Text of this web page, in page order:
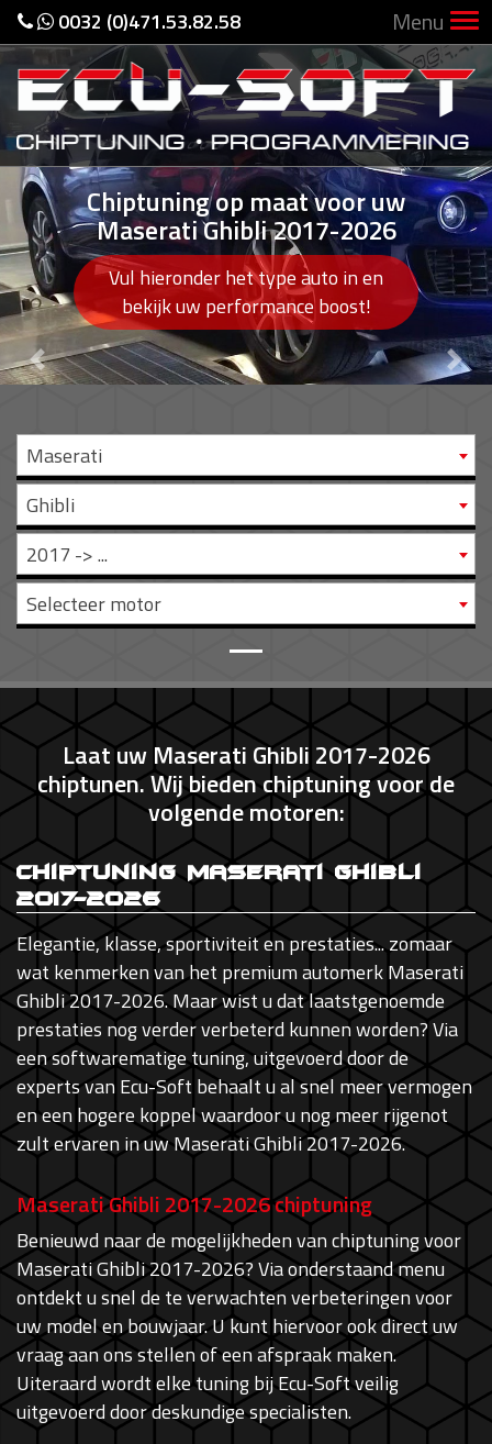
0032 (0)471.53.82.58 Menu
Chiptuning op maat voor uw
Maserati Ghibli 2017-2026
Vul hieronder het type auto in en
bekijk uw performance boost!
Previous
Maserati
Ghibli
2017 -> ...
Selecteer motor
Laat uw Maserati Ghibli 2017-2026
chiptunen. Wij bieden chiptuning voor de
volgende motoren:
Chiptuning Maserati Ghibli
2017-2026
Elegantie, klasse, sportiviteit en prestaties... zomaar
wat kenmerken van het premium automerk Maserati
Ghibli 2017-2026. Maar wist u dat laatstgenoemde
prestaties nog verder verbeterd kunnen worden? Via
een softwarematige tuning, uitgevoerd door de
experts van Ecu-Soft behaalt u al snel meer vermogen
en een hogere koppel waardoor u nog meer rijgenot
zult ervaren in uw Maserati Ghibli 2017-2026.
Maserati Ghibli 2017-2026 chiptuning
Benieuwd naar de mogelijkheden van chiptuning voor
Maserati Ghibli 2017-2026? Via onderstaand menu
ontdekt u snel de te verwachten verbeteringen voor
uw model en bouwjaar. U kunt hiervoor ook direct uw
vraag aan ons stellen of een afspraak maken.
Uiteraard wordt elke tuning bij Ecu-Soft veilig
uitgevoerd door deskundige specialisten.